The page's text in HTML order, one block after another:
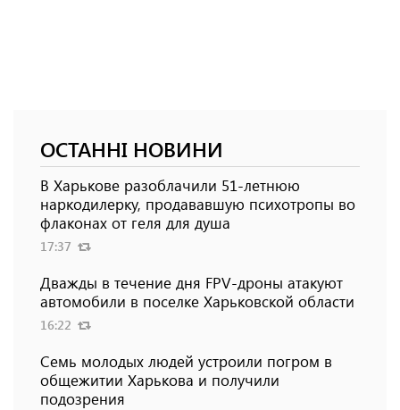
ОСТАННІ НОВИНИ
В Харькове разоблачили 51-летнюю
наркодилерку, продававшую психотропы во
флаконах от геля для душа
17:37
Дважды в течение дня FPV-дроны атакуют
автомобили в поселке Харьковской области
16:22
Семь молодых людей устроили погром в
общежитии Харькова и получили
подозрения